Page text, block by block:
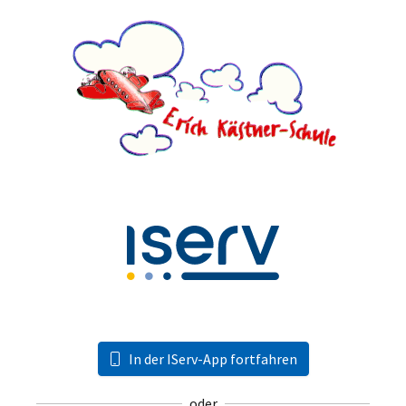
In der IServ-App fortfahren